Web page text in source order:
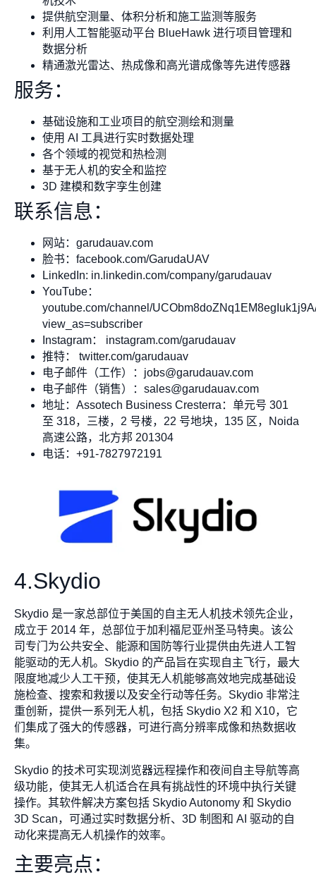
提供航空测量、体积分析和施工监测等服务
利用人工智能驱动平台 BlueHawk 进行项目管理和
数据分析
精通激光雷达、热成像和高光谱成像等先进传感器
服务：
基础设施和工业项目的航空测绘和测量
使用 AI 工具进行实时数据处理
各个领域的视觉和热检测
基于无人机的安全和监控
3D 建模和数字孪生创建
联系信息：
网站：garudauav.com
脸书：facebook.com/GarudaUAV
LinkedIn: in.linkedin.com/company/garudauav
YouTube：
youtube.com/channel/
view_as=subscriber
Instagram： instagram.com/garudauav
推特： twitter.com/garudauav
电子邮件（工作）： jobs@garudauav.com
电子邮件（销售）： sales@garudauav.com
地址：Assotech Business Cresterra：单元号 301
至 318，三楼，2 号楼，22 号地块，135 区，Noida
高速公路，北方邦 201304
电话：+91-7827972191
4.Skydio
Skydio 是一家总部位于美国的自主无人机技术领先企业，
成立于 2014 年，总部位于加利福尼亚州圣马特奥。该公
司专门为公共安全、能源和国防等行业提供由先进人工智
能驱动的无人机。Skydio 的产品旨在实现自主飞行，最大
限度地减少人工干预，使其无人机能够高效地完成基础设
施检查、搜索和救援以及安全行动等任务。Skydio 非常注
重创新，提供一系列无人机，包括 Skydio X2 和 X10，它
们集成了强大的传感器，可进行高分辨率成像和热数据收
集。
Skydio 的技术可实现浏览器远程操作和夜间自主导航等高
级功能，使其无人机适合在具有挑战性的环境中执行关键
操作。其软件解决方案包括 Skydio Autonomy 和 Skydio
3D Scan，可通过实时数据分析、3D 制图和 AI 驱动的自
动化来提高无人机操作的效率。
主要亮点：